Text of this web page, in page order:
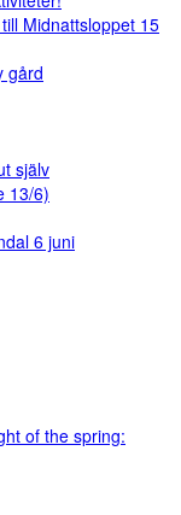
Midnattsloppet 15
gård
själv
13/6)
6 juni
of the spring: